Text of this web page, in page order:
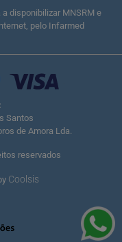
disponibilizar MNSRM e
pelo Infarmed
Santos
de Amora Lda.
reservados
Coolsis